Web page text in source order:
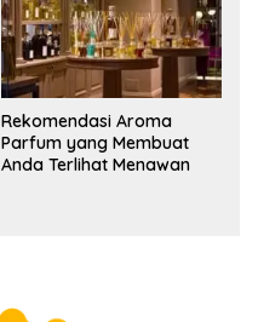
Rekomendasi Aroma
Parfum yang Membuat
Anda Terlihat Menawan